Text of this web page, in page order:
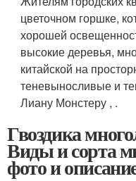
цветочном горшке,
хорошей
высокие деревья,
китайской на
теневыносливые и
Лиану Монстеру , .
Гвоздика
Виды и сорта
фото и